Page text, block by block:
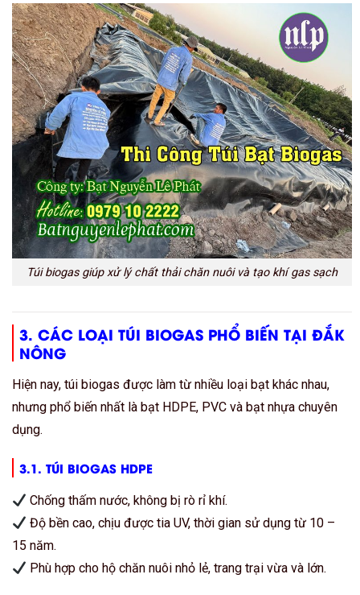
Túi biogas giúp xử lý chất thải chăn nuôi và tạo khí gas sạch
3. CÁC LOẠI TÚI BIOGAS PHỔ BIẾN TẠI ĐẮK
NÔNG
Hiện nay, túi biogas được làm từ nhiều loại bạt khác nhau,
nhưng phổ biến nhất là bạt HDPE, PVC và bạt nhựa chuyên
dụng.
3.1. TÚI BIOGAS HDPE
Chống thấm nước, không bị rò rỉ khí.
Độ bền cao, chịu được tia UV, thời gian sử dụng từ 10 –
15 năm.
Phù hợp cho hộ chăn nuôi nhỏ lẻ, trang trại vừa và lớn.